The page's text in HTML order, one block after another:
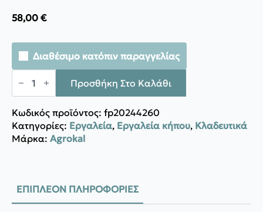
58,00 €
Διαθέσιμο κατόπιν παραγγελίας
Agrokal
ΨΑΛΙΔΙ
ΚΛΑΔΕΜΑΤΟΣ
1104
ποσότητα
Προσθήκη Στο Καλάθι
Κωδικός προϊόντος: fp20244260
Κατηγορίες: Εργαλεία, Εργαλεία κήπου, Κλαδευτικά
Μάρκα: Agrokal
ΕΠΙΠΛΈΟΝ ΠΛΗΡΟΦΟΡΊΕΣ